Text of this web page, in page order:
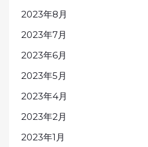
2023年8月
2023年7月
2023年6月
2023年5月
2023年4月
2023年2月
2023年1月